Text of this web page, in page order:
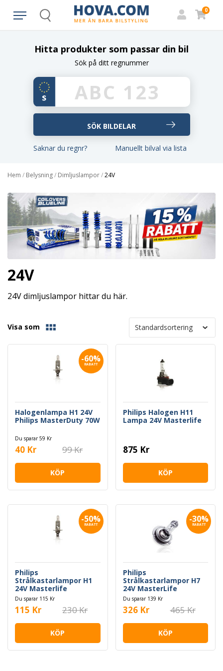
Search
0
Hitta produkter som passar din bil
Sök på ditt regnummer
Saknar du regnr? Manuellt bilval via lista
Hem / Belysning/ Dimljuslampor/24V
24V
24V dimljuslampor hittar du här.
Visa som
-60%
RABATT
Halogenlampa H1 24V
Philips MasterDuty 70W
Du sparar 59 Kr
40 Kr 99 Kr
KÖP
Philips Halogen H11
Lampa 24V Masterlife
875 Kr
KÖP
-50%
RABATT
Philips
Strålkastarlampor H1
24V Masterlife
Du sparar 115 Kr
115 Kr 230 Kr
KÖP
-30%
RABATT
Philips
Strålkastarlampor H7
24V MasterLife
Du sparar 139 Kr
326 Kr 465 Kr
KÖP